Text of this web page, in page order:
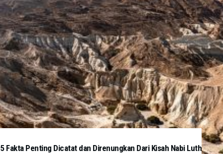
5 Fakta Penting Dicatat dan Direnungkan Dari Kisah Nabi Luth